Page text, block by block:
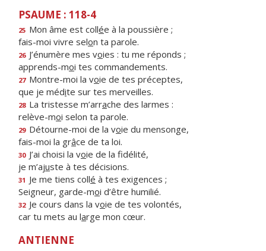
PSAUME : 118-4
25 Mon âme est collée à la poussière ;
fais-moi vivre selon ta parole.
26 J’énumère mes voies : tu me réponds ;
apprends-moi tes commandements.
27 Montre-moi la voie de tes préceptes,
que je médite sur tes merveilles.
28 La tristesse m’arrache des larmes :
relève-moi selon ta parole.
29 Détourne-moi de la voie du mensonge,
fais-moi la grâce de ta loi.
30 J’ai choisi la voie de la fidélité,
je m’ajuste à tes décisions.
31 Je me tiens collé à tes exigences ;
Seigneur, garde-moi d’être humilié.
32 Je cours dans la voie de tes volontés,
car tu mets au large mon cœur.
ANTIENNE